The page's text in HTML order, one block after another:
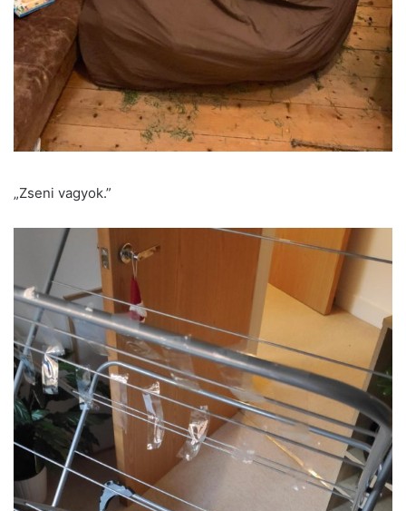
„Zseni vagyok.”